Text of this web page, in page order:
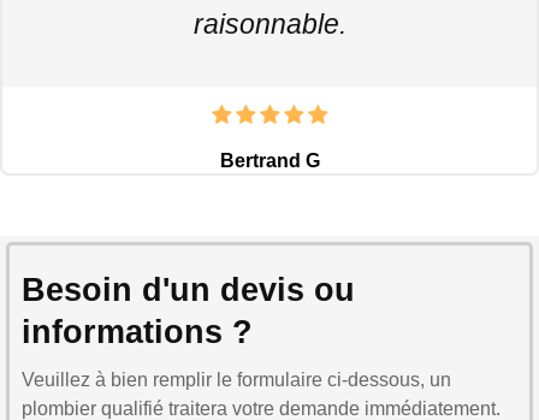
raisonnable.
Bertrand G
Besoin d'un devis ou
informations ?
Veuillez à bien remplir le formulaire ci-dessous, un
plombier qualifié traitera votre demande immédiatement.